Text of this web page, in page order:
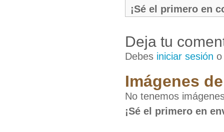
¡Sé el primero en
Deja tu
Debes iniciar sesión
Imágenes
No tenemos
¡Sé el primero en